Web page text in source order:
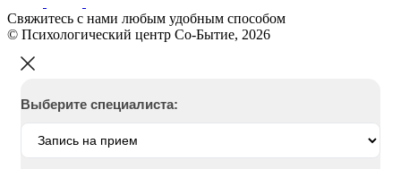
Свяжитесь с нами любым удобным способом
© Психологический центр Со-Бытие, 2026
Выберите специалиста: